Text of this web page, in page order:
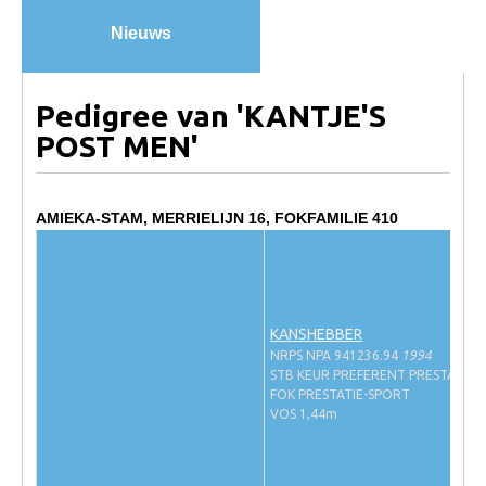
Informatie aan je paard of pony toevoegen
Onze fokkerij
Fokkerij informatie
Nieuws
Pedigree van 'KANTJE'S
POST MEN'
AMIEKA-STAM, MERRIELIJN 16, FOKFAMILIE 410
KANSHEBBER
NRPS NPA 941236.94 1994
STB KEUR PREFERENT PRESTATIE-
FOK PRESTATIE-SPORT
VOS 1,44m